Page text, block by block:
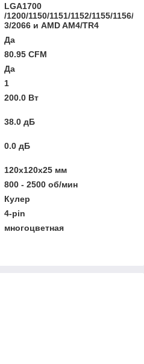
LGA1700
/1200/1150/1151/1152/1155/1156/
3/2066 и AMD AM4/TR4
Да
80.95 CFM
Да
1
200.0 Вт
38.0 дБ
0.0 дБ
120x120x25 мм
800 - 2500 об/мин
Кулер
4-pin
многоцветная